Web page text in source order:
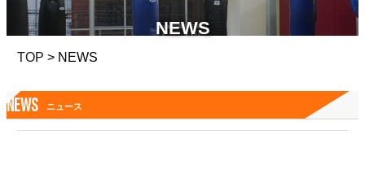
NEWS
TOP > NEWS
NEWS ニュース